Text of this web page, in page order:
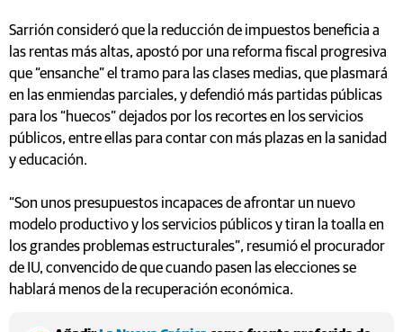
Sarrión consideró que la reducción de impuestos beneficia a
las rentas más altas, apostó por una reforma fiscal progresiva
que “ensanche” el tramo para las clases medias, que plasmará
en las enmiendas parciales, y defendió más partidas públicas
para los “huecos” dejados por los recortes en los servicios
públicos, entre ellas para contar con más plazas en la sanidad
y educación.
“Son unos presupuestos incapaces de afrontar un nuevo
modelo productivo y los servicios públicos y tiran la toalla en
los grandes problemas estructurales”, resumió el procurador
de IU, convencido de que cuando pasen las elecciones se
hablará menos de la recuperación económica.